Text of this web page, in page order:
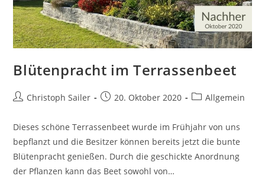
Blütenpracht im Terrassenbeet
Beitrags-
Christoph Sailer
Beitrag20. Oktober 2020
Beitrags-
Allgemein
Dieses schöne Terrassenbeet wurde im Frühjahr von uns
bepflanzt und die Besitzer können bereits jetzt die bunte
Blütenpracht genießen. Durch die geschickte Anordnung
der Pflanzen kann das Beet sowohl von…